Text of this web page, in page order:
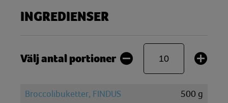
INGREDIENSER
Välj antal portioner
Broccolibuketter, FINDUS
500 g